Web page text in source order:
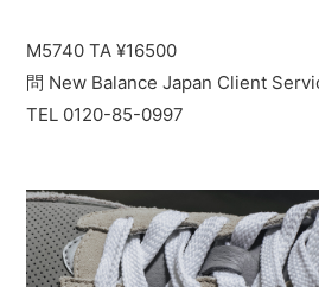
M5740 TA ¥16500
問 New Balance Japan Client
TEL 0120-85-0997